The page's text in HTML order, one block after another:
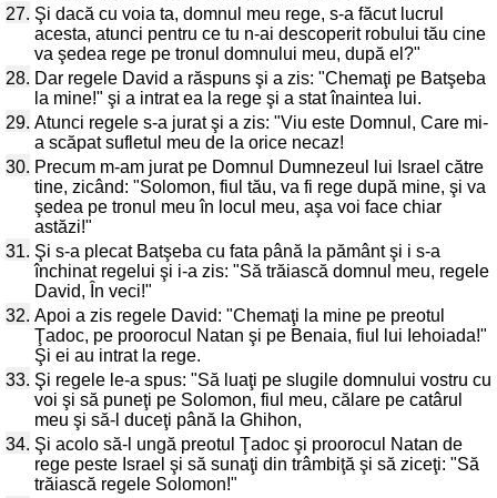
27. Şi dacă cu voia ta, domnul meu rege, s-a făcut lucrul
acesta, atunci pentru ce tu n-ai descoperit robului tău cine
va şedea rege pe tronul domnului meu, după el?"
28. Dar regele David a răspuns şi a zis: "Chemaţi pe Batşeba
la mine!" şi a intrat ea la rege şi a stat înaintea lui.
29. Atunci regele s-a jurat şi a zis: "Viu este Domnul, Care mi-
a scăpat sufletul meu de la orice necaz!
30. Precum m-am jurat pe Domnul Dumnezeul lui Israel către
tine, zicând: "Solomon, fiul tău, va fi rege după mine, şi va
şedea pe tronul meu în locul meu, aşa voi face chiar
astăzi!"
31. Şi s-a plecat Batşeba cu fata până la pământ şi i s-a
închinat regelui şi i-a zis: "Să trăiască domnul meu, regele
David, În veci!"
32. Apoi a zis regele David: "Chemaţi la mine pe preotul
Ţadoc, pe proorocul Natan şi pe Benaia, fiul lui Iehoiada!"
Şi ei au intrat la rege.
33. Şi regele le-a spus: "Să luaţi pe slugile domnului vostru cu
voi şi să puneţi pe Solomon, fiul meu, călare pe catârul
meu şi să-l duceţi până la Ghihon,
34. Şi acolo să-l ungă preotul Ţadoc şi proorocul Natan de
rege peste Israel şi să sunaţi din trâmbiţă şi să ziceţi: "Să
trăiască regele Solomon!"